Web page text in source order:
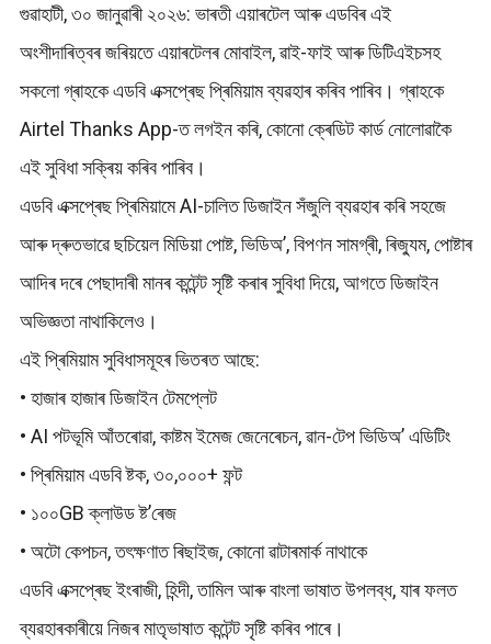
গুৱাহাটী, ৩০ জানুৱাৰী ২০২৬: ভাৰতী এয়াৰটেল আৰু এডবিৰ এই
অংশীদাৰিত্বৰ জৰিয়তে এয়াৰটেলৰ মোবাইল, ৱাই-ফাই আৰু ডিটিএইচসহ
সকলো গ্ৰাহকে এডবি এক্সপ্ৰেছ প্ৰিমিয়াম ব্যৱহাৰ কৰিব পাৰিব। গ্ৰাহকে
Airtel Thanks App-ত লগইন কৰি, কোনো ক্ৰেডিট কাৰ্ড নোলোৱাকৈ
এই সুবিধা সক্ৰিয় কৰিব পাৰিব।
এডবি এক্সপ্ৰেছ প্ৰিমিয়ামে AI-চালিত ডিজাইন সঁজুলি ব্যৱহাৰ কৰি সহজে
আৰু দ্ৰুতভাৱে ছচিয়েল মিডিয়া পোষ্ট, ভিডিঅ’, বিপণন সামগ্ৰী, ৰিজ্যুম, পোষ্টাৰ
আদিৰ দৰে পেছাদাৰী মানৰ কন্টেন্ট সৃষ্টি কৰাৰ সুবিধা দিয়ে, আগতে ডিজাইন
অভিজ্ঞতা নাথাকিলেও।
এই প্ৰিমিয়াম সুবিধাসমূহৰ ভিতৰত আছে:
• হাজাৰ হাজাৰ ডিজাইন টেমপ্লেট
• AI পটভূমি আঁতৰোৱা, কাষ্টম ইমেজ জেনেৰেচন, ৱান-টেপ ভিডিঅ’ এডিটিং
• প্ৰিমিয়াম এডবি ষ্টক, ৩০,০০০+ ফন্ট
• ১০০GB ক্লাউড ষ্ট’ৰেজ
• অটো কেপচন, তৎক্ষণাত ৰিছাইজ, কোনো ৱাটাৰমাৰ্ক নাথাকে
এডবি এক্সপ্ৰেছ ইংৰাজী, হিন্দী, তামিল আৰু বাংলা ভাষাত উপলব্ধ, যাৰ ফলত
ব্যৱহাৰকাৰীয়ে নিজৰ মাতৃভাষাত কন্টেন্ট সৃষ্টি কৰিব পাৰে।